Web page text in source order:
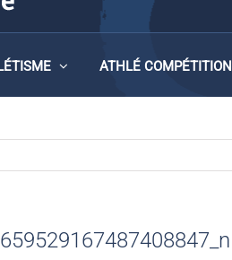
ATHLÉ COMPÉTITION